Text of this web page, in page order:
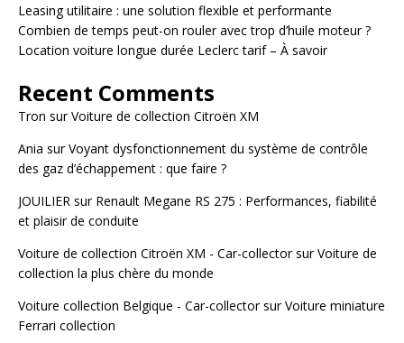
Leasing utilitaire : une solution flexible et performante
Combien de temps peut-on rouler avec trop d’huile moteur ?
Location voiture longue durée Leclerc tarif – À savoir
Recent Comments
Tron surVoiture de collection Citroën XM
Ania surVoyant dysfonctionnement du système de contrôle
des gaz d’échappement : que faire ?
JOUILIER sur Renault Megane RS 275 : Performances, fiabilité
et plaisir de conduite
Voiture de collection Citroën XM - Car-collectorsurVoiture de
collection la plus chère du monde
Voiture collection Belgique - Car-collectorsurVoiture miniature
Ferrari collection